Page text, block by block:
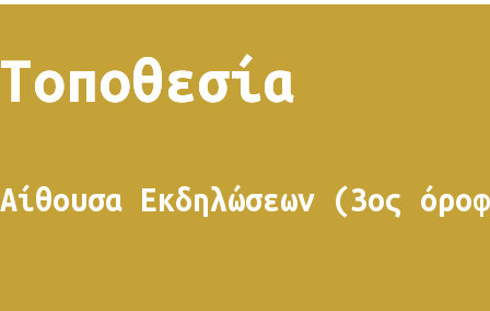
Τοποθεσία
Αίθουσα Εκδηλώσεων (3ος